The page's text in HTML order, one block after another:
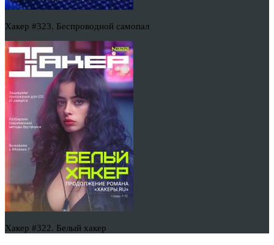
Хакер #323. Беспроводной самопал
Хакер #322. Белый хакер